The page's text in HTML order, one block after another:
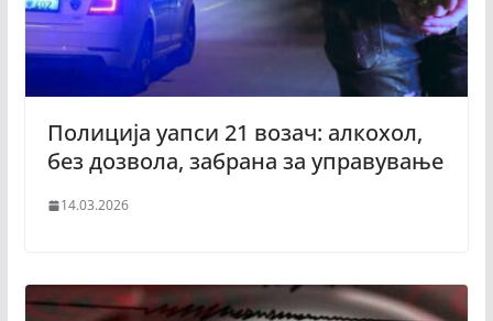
Полиција уапси 21 возач: алкохол,
без дозвола, забрана за управување
14.03.2026